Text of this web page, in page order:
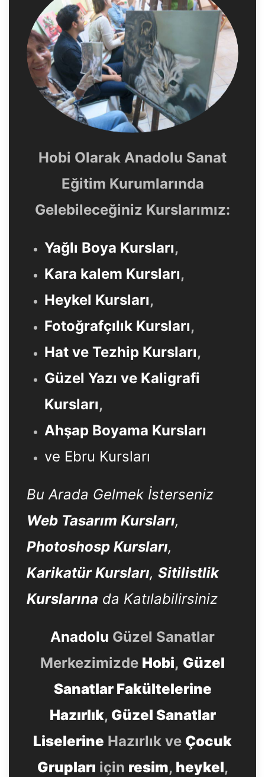
Hobi Olarak Anadolu Sanat
Eğitim Kurumlarında
Gelebileceğiniz Kurslarımız:
Yağlı Boya Kursları,
Kara kalem Kursları,
Heykel Kursları,
Fotoğrafçılık Kursları,
Hat ve Tezhip Kursları,
Güzel Yazı ve Kaligrafi
Kursları,
Ahşap Boyama Kursları
ve Ebru Kursları
Bu Arada Gelmek İsterseniz
Web Tasarım Kursları,
Photoshosp Kursları,
Karikatür Kursları, Sitilistlik
Kurslarına da Katılabilirsiniz
Anadolu Güzel Sanatlar
Merkezimizde Hobi, Güzel
Sanatlar Fakültelerine
Hazırlık, Güzel Sanatlar
Liselerine Hazırlık ve Çocuk
Grupları için resim, heykel,